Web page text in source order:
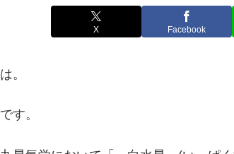
X Facebook
。
す。